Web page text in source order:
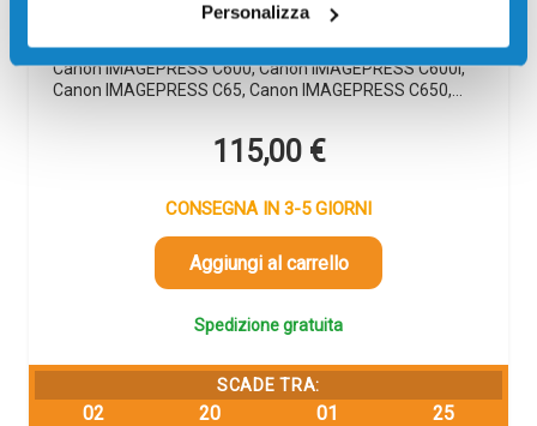
Personalizza
Toner compatibile Canon 8068B001 T01 MAGENTA
39500 pagine per Stampanti: Canon IMAGEPRESS C60,
Canon IMAGEPRESS C600, Canon IMAGEPRESS C600I,
Canon IMAGEPRESS C65, Canon IMAGEPRESS C650,…
115,00 €
CONSEGNA IN 3-5 GIORNI
Aggiungi al carrello
Spedizione gratuita
SCADE TRA:
02 20 01 25